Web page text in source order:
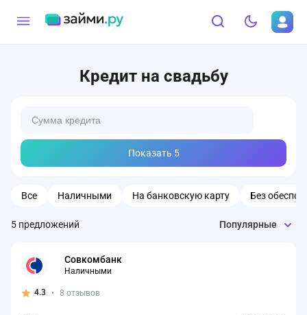
Кредит на свадьбу
Показать 5
Все Наличными На банковскую карту Без
5 предложений Популярные
Совкомбанк
Наличными
4.3 • 8 отзывов